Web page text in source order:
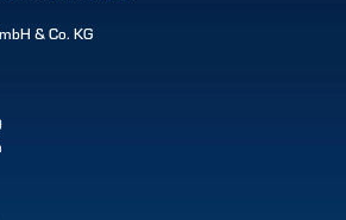
& Co. KG